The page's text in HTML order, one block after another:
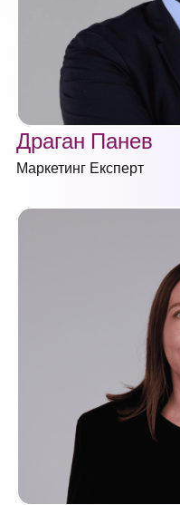
Драган Панев
Маркетинг Експерт